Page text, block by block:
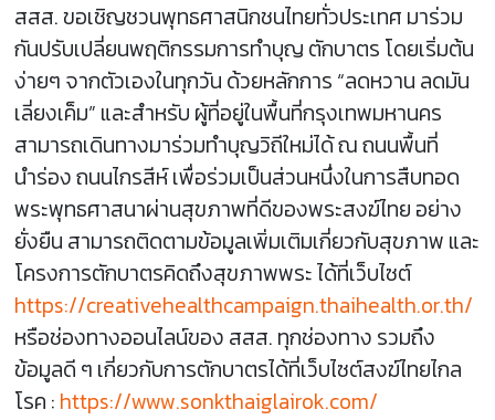
สสส. ขอเชิญชวนพุทธศาสนิกชนไทยทั่วประเทศ มาร่วม
กันปรับเปลี่ยนพฤติกรรมการทำบุญ ตักบาตร โดยเริ่มต้น
ง่ายๆ จากตัวเองในทุกวัน ด้วยหลักการ “ลดหวาน ลดมัน
เลี่ยงเค็ม” และสำหรับ ผู้ที่อยู่ในพื้นที่กรุงเทพมหานคร
สามารถเดินทางมาร่วมทำบุญวิถีใหม่ได้ ณ ถนนพื้นที่
นำร่อง ถนนไกรสีห์ เพื่อร่วมเป็นส่วนหนึ่งในการสืบทอด
พระพุทธศาสนาผ่านสุขภาพที่ดีของพระสงฆ์ไทย อย่าง
ยั่งยืน สามารถติดตามข้อมูลเพิ่มเติมเกี่ยวกับสุขภาพ และ
โครงการตักบาตรคิดถึงสุขภาพพระ ได้ที่เว็บไซต์
https://creativehealthcampaign.thaihealth.or.th/
หรือช่องทางออนไลน์ของ สสส. ทุกช่องทาง รวมถึง
ข้อมูลดี ๆ เกี่ยวกับการตักบาตรได้ที่เว็บไซต์สงฆ์ไทยไกล
โรค : https://www.sonkthaiglairok.com/